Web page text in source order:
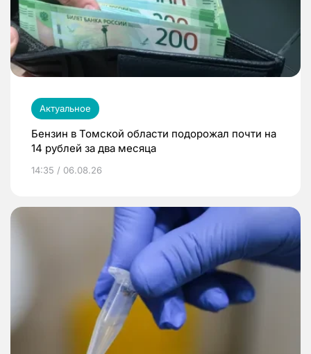
Актуальное
Бензин в Томской области подорожал почти на
14 рублей за два месяца
14:35 / 06.08.26